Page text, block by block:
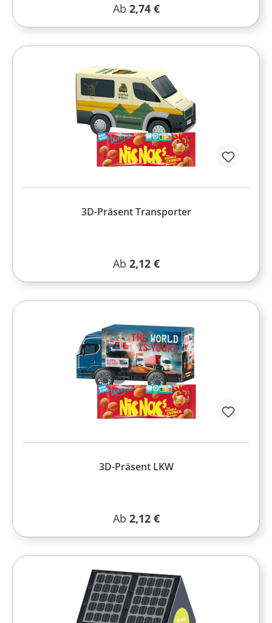
Regulärer Preis:
Ab 2,74 €
3D-Präsent Transporter
Regulärer Preis:
Ab 2,12 €
3D-Präsent LKW
Regulärer Preis:
Ab 2,12 €